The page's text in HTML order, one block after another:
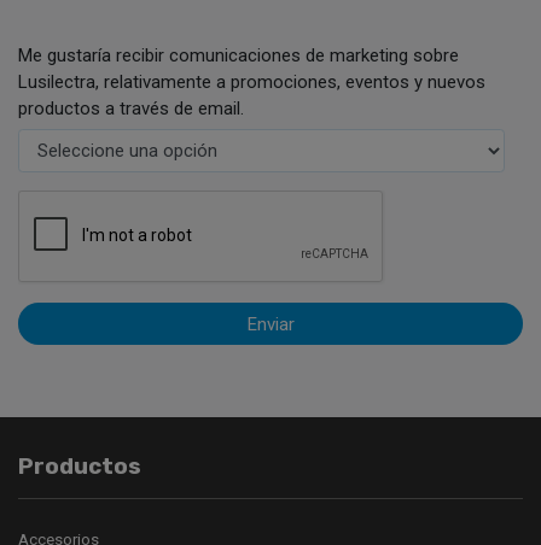
Me gustaría recibir comunicaciones de marketing sobre
Lusilectra, relativamente a promociones, eventos y nuevos
productos a través de email.
Enviar
Productos
Accesorios